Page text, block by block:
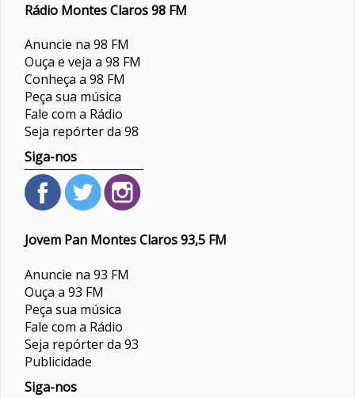
Rádio Montes Claros 98 FM
Anuncie na 98 FM
Ouça e veja a 98 FM
Conheça a 98 FM
Peça sua música
Fale com a Rádio
Seja repórter da 98
Siga-nos
Jovem Pan Montes Claros 93,5 FM
Anuncie na 93 FM
Ouça a 93 FM
Peça sua música
Fale com a Rádio
Seja repórter da 93
Publicidade
Siga-nos